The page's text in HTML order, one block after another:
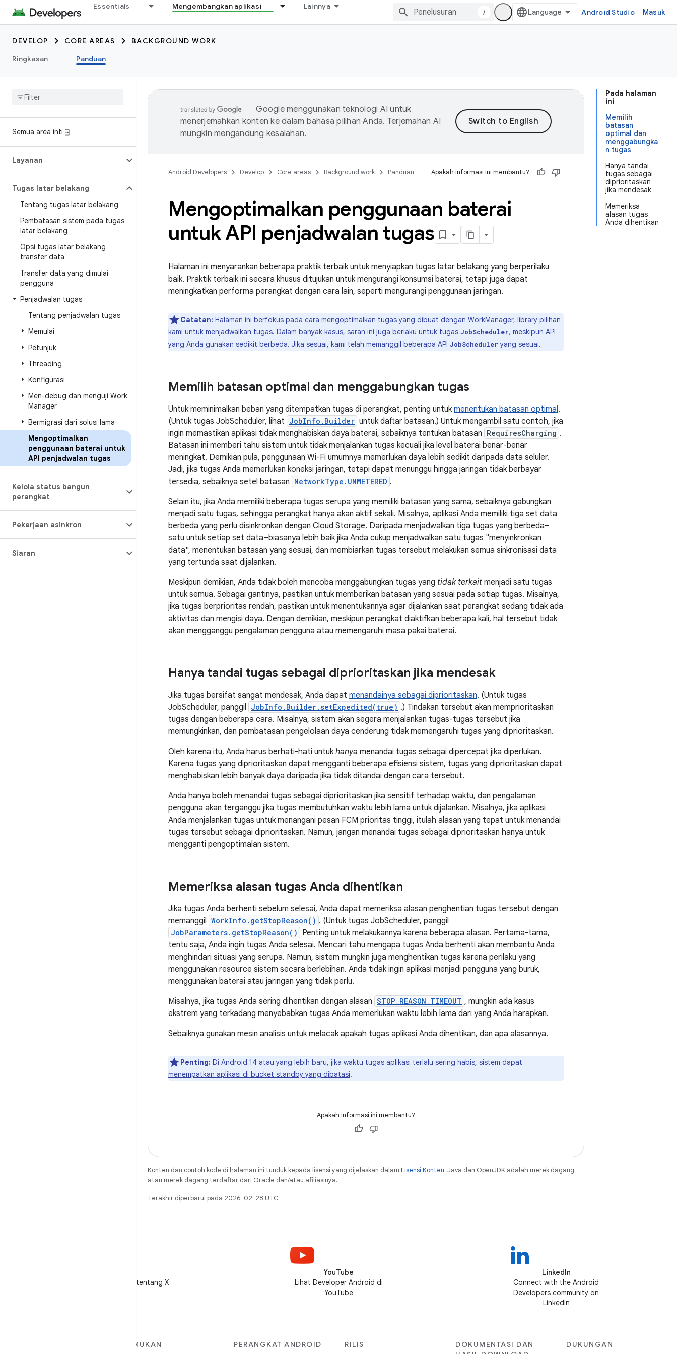
Essentials Mengembangkan aplikasi Lainnya
/ Android Studio Masuk
DEVELOP CORE AREAS
BACKGROUND WORK
Ringkasan
Panduan
Semua area inti ⍈
Layanan
Tugas latar belakang
Tentang tugas latar belakang
Pembatasan sistem pada tugas
latar belakang
Opsi tugas latar belakang
transfer data
Transfer data yang dimulai
pengguna
Penjadwalan tugas
Tentang penjadwalan tugas
Memulai
Petunjuk
Threading
Konfigurasi
Men-debug dan menguji Work
Manager
Bermigrasi dari solusi lama
Mengoptimalkan
penggunaan baterai untuk
API penjadwalan tugas
Kelola status bangun
perangkat
Pekerjaan asinkron
Siaran
Pada halaman
ini
Memilih
batasan
optimal dan
menggabungka
n tugas
Hanya tandai
tugas sebagai
diprioritaskan
jika mendesak
Memeriksa
alasan tugas
Anda dihentikan
Google menggunakan teknologi AI untuk
menerjemahkan konten ke dalam bahasa pilihan Anda. Terjemahan AI
mungkin mengandung kesalahan.
Android Developers Develop Core areas Background work Panduan Apakah informasi ini membantu?
Mengoptimalkan penggunaan baterai
untuk API penjadwalan tugas
Halaman ini menyarankan beberapa praktik terbaik untuk menyiapkan tugas latar belakang yang berperilaku
baik. Praktik terbaik ini secara khusus ditujukan untuk mengurangi konsumsi baterai, tetapi juga dapat
meningkatkan performa perangkat dengan cara lain, seperti mengurangi penggunaan jaringan.
Catatan: Halaman ini berfokus pada cara mengoptimalkan tugas yang dibuat dengan WorkManager, library pilihan
kami untuk menjadwalkan tugas. Dalam banyak kasus, saran ini juga berlaku untuk tugas JobScheduler, meskipun API
yang Anda gunakan sedikit berbeda. Jika sesuai, kami telah memanggil beberapa API JobScheduler yang sesuai.
Memilih batasan optimal dan menggabungkan tugas
Untuk meminimalkan beban yang ditempatkan tugas di perangkat, penting untuk menentukan batasan optimal.
(Untuk tugas JobScheduler, lihat JobInfo.Builder untuk daftar batasan.) Untuk mengambil satu contoh, jika
ingin memastikan aplikasi tidak menghabiskan daya baterai, sebaiknya tentukan batasan RequiresCharging .
Batasan ini memberi tahu sistem untuk tidak menjalankan tugas kecuali jika level baterai benar-benar
meningkat. Demikian pula, penggunaan Wi-Fi umumnya memerlukan daya lebih sedikit daripada data seluler.
Jadi, jika tugas Anda memerlukan koneksi jaringan, tetapi dapat menunggu hingga jaringan tidak berbayar
tersedia, sebaiknya setel batasan NetworkType.UNMETERED .
Selain itu, jika Anda memiliki beberapa tugas serupa yang memiliki batasan yang sama, sebaiknya gabungkan
menjadi satu tugas, sehingga perangkat hanya akan aktif sekali. Misalnya, aplikasi Anda memiliki tiga set data
berbeda yang perlu disinkronkan dengan Cloud Storage. Daripada menjadwalkan tiga tugas yang berbeda–
satu untuk setiap set data–biasanya lebih baik jika Anda cukup menjadwalkan satu tugas "menyinkronkan
data", menentukan batasan yang sesuai, dan membiarkan tugas tersebut melakukan semua sinkronisasi data
yang tertunda saat dijalankan.
Meskipun demikian, Anda tidak boleh mencoba menggabungkan tugas yang tidak terkait menjadi satu tugas
untuk semua. Sebagai gantinya, pastikan untuk memberikan batasan yang sesuai pada setiap tugas. Misalnya,
jika tugas berprioritas rendah, pastikan untuk menentukannya agar dijalankan saat perangkat sedang tidak ada
aktivitas dan mengisi daya. Dengan demikian, meskipun perangkat diaktifkan beberapa kali, hal tersebut tidak
akan mengganggu pengalaman pengguna atau memengaruhi masa pakai baterai.
Hanya tandai tugas sebagai diprioritaskan jika mendesak
Jika tugas bersifat sangat mendesak, Anda dapat menandainya sebagai diprioritaskan. (Untuk tugas
JobScheduler, panggil JobInfo.Builder.setExpedited(true) .) Tindakan tersebut akan memprioritaskan
tugas dengan beberapa cara. Misalnya, sistem akan segera menjalankan tugas-tugas tersebut jika
memungkinkan, dan pembatasan pengelolaan daya cenderung tidak memengaruhi tugas yang diprioritaskan.
Oleh karena itu, Anda harus berhati-hati untuk hanya menandai tugas sebagai dipercepat jika diperlukan.
Karena tugas yang diprioritaskan dapat mengganti beberapa efisiensi sistem, tugas yang diprioritaskan dapat
menghabiskan lebih banyak daya daripada jika tidak ditandai dengan cara tersebut.
Anda hanya boleh menandai tugas sebagai diprioritaskan jika sensitif terhadap waktu, dan pengalaman
pengguna akan terganggu jika tugas membutuhkan waktu lebih lama untuk dijalankan. Misalnya, jika aplikasi
Anda menjalankan tugas untuk menangani pesan FCM prioritas tinggi, itulah alasan yang tepat untuk menandai
tugas tersebut sebagai diprioritaskan. Namun, jangan menandai tugas sebagai diprioritaskan hanya untuk
mengganti pengoptimalan sistem.
Memeriksa alasan tugas Anda dihentikan
Jika tugas Anda berhenti sebelum selesai, Anda dapat memeriksa alasan penghentian tugas tersebut dengan
memanggil WorkInfo.getStopReason() . (Untuk tugas JobScheduler, panggil
JobParameters.getStopReason()
Penting untuk melakukannya karena beberapa alasan. Pertama-tama,
tentu saja, Anda ingin tugas Anda selesai. Mencari tahu mengapa tugas Anda berhenti akan membantu Anda
menghindari situasi yang serupa. Namun, sistem mungkin juga menghentikan tugas karena perilaku yang
menggunakan resource sistem secara berlebihan. Anda tidak ingin aplikasi menjadi pengguna yang buruk,
menggunakan baterai atau jaringan yang tidak perlu.
Misalnya, jika tugas Anda sering dihentikan dengan alasan STOP_REASON_TIMEOUT , mungkin ada kasus
ekstrem yang terkadang menyebabkan tugas Anda memerlukan waktu lebih lama dari yang Anda harapkan.
Sebaiknya gunakan mesin analisis untuk melacak apakah tugas aplikasi Anda dihentikan, dan apa alasannya.
Penting: Di Android 14 atau yang lebih baru, jika waktu tugas aplikasi terlalu sering habis, sistem dapat
menempatkan aplikasi di bucket standby yang dibatasi.
Apakah informasi ini membantu?
Konten dan contoh kode di halaman ini tunduk kepada lisensi yang dijelaskan dalam Lisensi Konten. Java dan OpenJDK adalah merek dagang
atau merek dagang terdaftar dari Oracle dan/atau afiliasinya.
Terakhir diperbarui pada 2026-02-28 UTC.
Ikuti @AndroidDev tentang X
YouTube
Lihat Developer Android di
YouTube
LinkedIn
Connect with the Android
Developers community on
LinkedIn
TEMUKAN PERANGKAT ANDROID RILIS
DOKUMENTASI DAN
DUKUNGAN